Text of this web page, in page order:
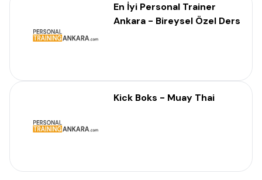
En İyi Personal Trainer
Ankara - Bireysel Özel Ders
Kick Boks - Muay Thai